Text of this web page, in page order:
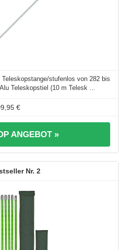
stufenlos von 282 bis
Teleskopstiel (10 m Telesk ...
€
ANGEBOT »
2